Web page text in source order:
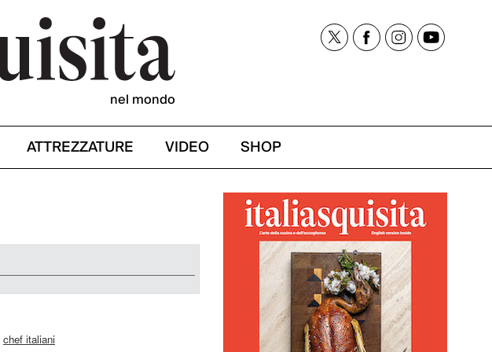
nel mondo
ATTREZZATURE VIDEO SHOP
chef italiani